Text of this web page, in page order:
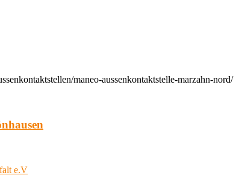
maneo-aussenkontaktstelle-marzahn-nord/
e.V